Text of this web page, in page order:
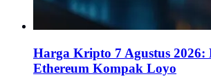
Harga Kripto 7 Agustus 2026:
Ethereum Kompak Loyo